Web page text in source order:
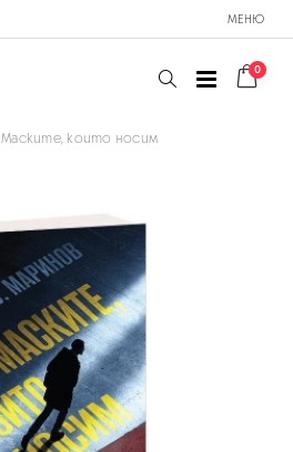
МЕНЮ
0
Маските, които носим